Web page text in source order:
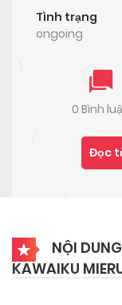
Tình trạng
ongoing
0 Bình
Đọc
NỘI
KAWAIKU